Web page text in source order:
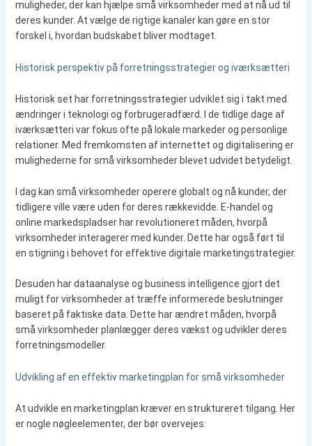
muligheder, der kan hjælpe små virksomheder med at nå ud til
deres kunder. At vælge de rigtige kanaler kan gøre en stor
forskel i, hvordan budskabet bliver modtaget.
Historisk perspektiv på forretningsstrategier og iværksætteri
Historisk set har forretningsstrategier udviklet sig i takt med
ændringer i teknologi og forbrugeradfærd. I de tidlige dage af
iværksætteri var fokus ofte på lokale markeder og personlige
relationer. Med fremkomsten af internettet og digitalisering er
mulighederne for små virksomheder blevet udvidet betydeligt.
I dag kan små virksomheder operere globalt og nå kunder, der
tidligere ville være uden for deres rækkevidde. E-handel og
online markedspladser har revolutioneret måden, hvorpå
virksomheder interagerer med kunder. Dette har også ført til
en stigning i behovet for effektive digitale marketingstrategier.
Desuden har dataanalyse og business intelligence gjort det
muligt for virksomheder at træffe informerede beslutninger
baseret på faktiske data. Dette har ændret måden, hvorpå
små virksomheder planlægger deres vækst og udvikler deres
forretningsmodeller.
Udvikling af en effektiv marketingplan for små virksomheder
At udvikle en marketingplan kræver en struktureret tilgang. Her
er nogle nøgleelementer, der bør overvejes: